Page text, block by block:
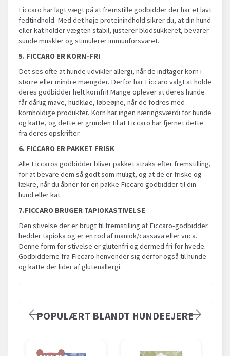
Ficcaro har lagt vægt på at fremstille godbidder der har et lavt
fedtindhold. Med det høje proteinindhold sikrer du, at din hund
eller kat holder vægten stabil, justerer blodsukkeret, bevarer
sunde muskler og stimulerer immunforsvaret.
5. FICCARO ER KORN-FRI
Det ses ofte at hunde udvikler allergi, når de indtager korn i
større eller mindre mængder. Derfor har Ficcaro valgt at holde
deres godbidder helt kornfri! Mange oplever at deres hunde
får dårlig mave, hudkløe, løbeøjne, når de fodres med
kornholdige produkter. Korn har ingen næringsværdi for hunde
og katte, og dette er grunden til at Ficcaro har fjernet dette
fra deres opskrifter.
6. FICCARO ER PAKKET FRISK
Alle Ficcaros godbidder bliver pakket straks efter fremstilling,
for at bevare dem så godt som muligt, og at de er friske og
lækre, når du åbner for en pakke Ficcaro godbidder til din
hund eller kat.
7.FICCARO BRUGER TAPIOKASTIVELSE
Den stivelse der er brugt til fremstilling af Ficcaro-godbidder
hedder tapioka og er en rod af maniok/cassava eller vuca.
Denne form for stivelse er glutenfri og dermed fri for hvede.
Godbidderne fra Ficcaro henvender sig derfor også til hunde
og katte der lider af glutenallergi.
POPULÆRT BLANDT HUNDEEJERE